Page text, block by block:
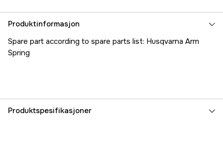
Produktinformasjon
Spare part according to spare parts list: Husqvarna Arm
Spring
Produktspesifikasjoner